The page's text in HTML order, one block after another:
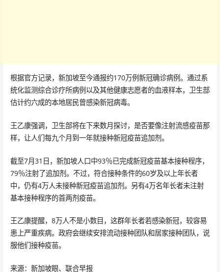
根据官方记录，新加坡至今通报约170万例新冠确诊病例。通过系
统化监测综合诊疗所病例以及其他健康志愿者的血液样本，卫生部
估计约六成的本地居民曾感染新冠病毒。
王乙康强调，卫生部将在下来数月探讨，是否要像注射流感疫苗那
样，让人们每九个月到一年就接种新冠疫苗追加剂。
截至7月31日，新加坡人口中93％已完成新冠疫苗基本接种程序，
79％注射了追加剂。不过，符合接种条件的60岁及以上年长者
中，仍有4万人未接种新冠疫苗追加剂。另有4万名年长者未注射
基本接种程序的首两剂疫苗。
王乙康提醒，8万人不是小数目，这群年长者若感染新冠，较容易
患上严重疾病。政府会继续安排流动接种团队和居家接种团队，说
服他们接种疫苗。
来源：新加坡眼、联合早报